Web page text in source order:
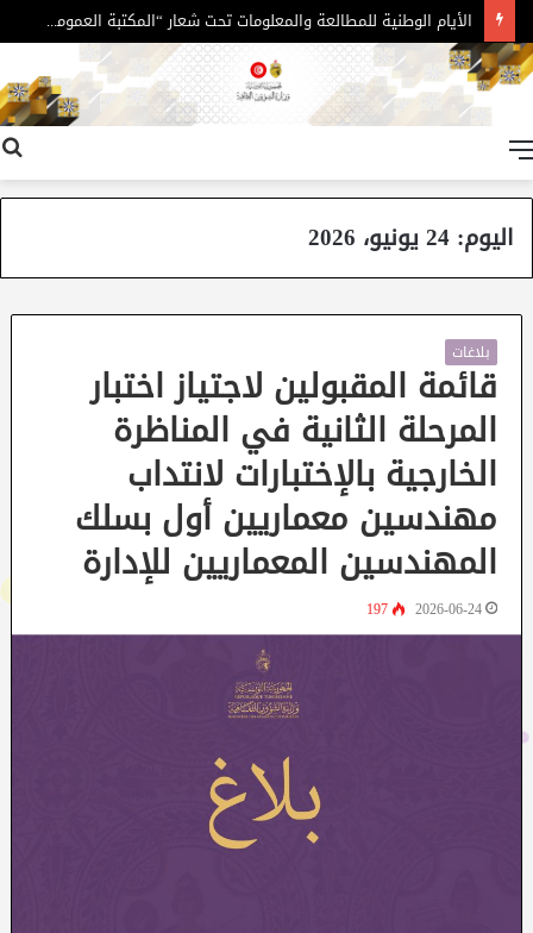
الأيام الوطنية للمطالعة والمعلومات تحت شعار “المكتبة العمومية فضاء للمعرفة ودعامة للتنمية الثقافية “
اليوم:24 يونيو، 2026
بلاغات
قائمة المقبولين لاجتياز اختبار
المرحلة الثانية في المناظرة
الخارجية بالإختبارات لانتداب
مهندسين معماريين أول بسلك
المهندسين المعماريين للإدارة
2026-06-24
197